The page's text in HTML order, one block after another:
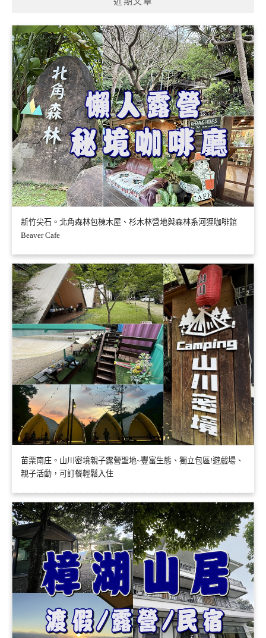
新竹尖石。北角森林包棟木屋、杉木林營地與森林系河狸咖啡館
Beaver Cafe
苗栗南庄。山川密境親子露營聖地~豐富生態、獨立包區!遊戲場、
親子活動，可訂餐輕鬆入住